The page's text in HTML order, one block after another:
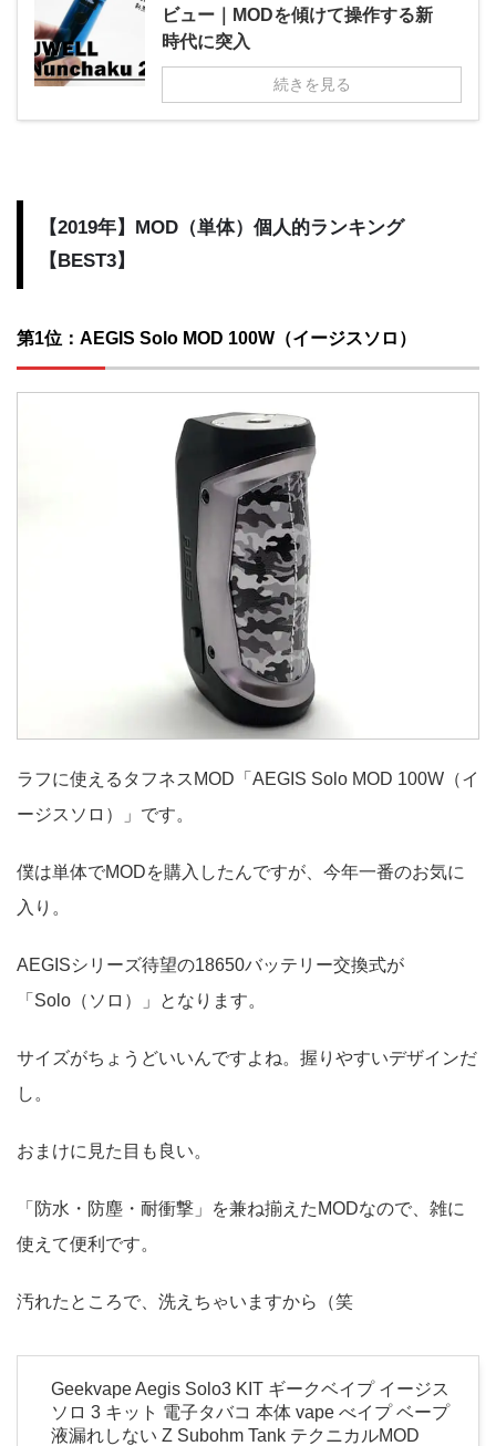
ビュー｜MODを傾けて操作する新
時代に突入
続きを見る
【2019年】MOD（単体）個人的ランキング
【BEST3】
第1位：AEGIS Solo MOD 100W（イージスソロ）
ラフに使えるタフネスMOD「AEGIS Solo MOD 100W（イ
ージスソロ）」です。
僕は単体でMODを購入したんですが、今年一番のお気に
入り。
AEGISシリーズ待望の18650バッテリー交換式が
「Solo（ソロ）」となります。
サイズがちょうどいいんですよね。握りやすいデザインだ
し。
おまけに見た目も良い。
「防水・防塵・耐衝撃」を兼ね揃えたMODなので、雑に
使えて便利です。
汚れたところで、洗えちゃいますから（笑
Geekvape Aegis Solo3 KIT ギークベイプ イージス
ソロ 3 キット 電子タバコ 本体 vape べイプ ベープ
液漏れしない Z Subohm Tank テクニカルMOD